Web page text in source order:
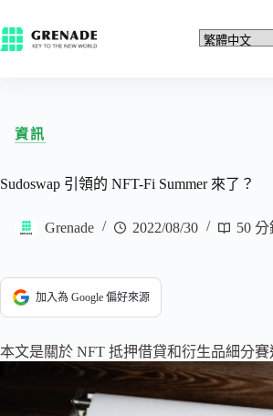
資訊
Sudoswap 引領的 NFT-Fi Summer 來了？
Grenade 2022/08/30 50 分
加入為 Google 偏好來源
本文是關於 NFT 抵押借貸和衍生品細分